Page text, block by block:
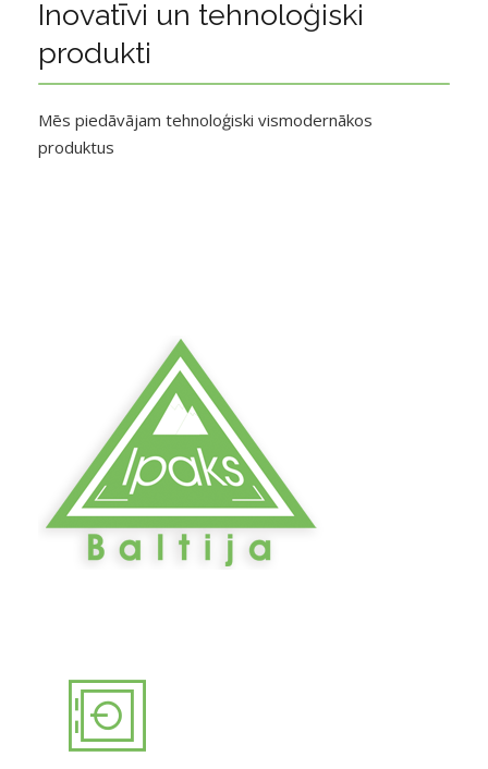
Inovatīvi un tehnoloģiski
produkti
Mēs piedāvājam tehnoloģiski vismodernākos
produktus